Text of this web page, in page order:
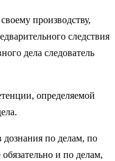
производству,
следствия
дела следователь
определяемой
дознания по делам, по
и по делам,